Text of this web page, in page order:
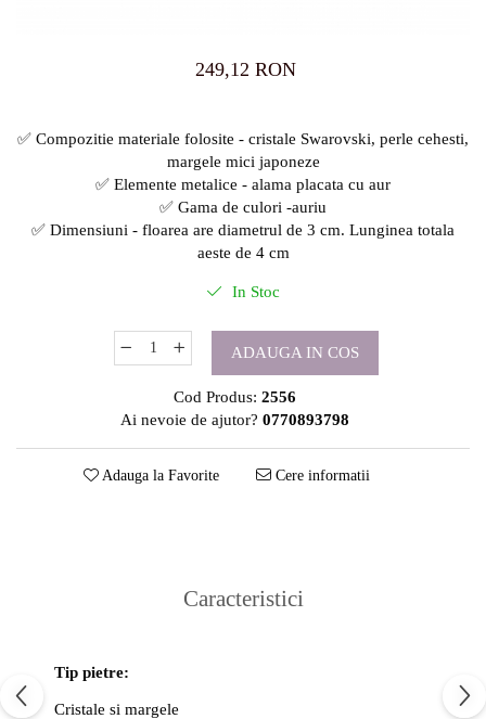
249,12 RON
✅ Compozitie materiale folosite - cristale Swarovski, perle cehesti,
margele mici japoneze
✅ Elemente metalice - alama placata cu aur
✅ Gama de culori -auriu
✅ Dimensiuni - floarea are diametrul de 3 cm. Lunginea totala
aeste de 4 cm
In Stoc
ADAUGA IN COS
Cod Produs: 2556
Ai nevoie de ajutor? 0770893798
Adauga la Favorite Cere informatii
Caracteristici
Tip pietre:
Cristale si margele